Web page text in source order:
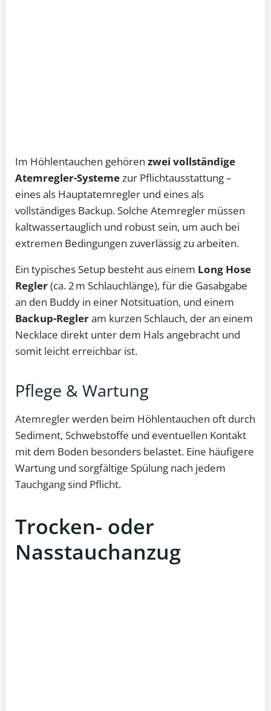
Im Höhlentauchen gehören zwei vollständige
Atemregler-Systemezur Pflichtausstattung –
eines als Hauptatemregler und eines als
vollständiges Backup. Solche Atemregler müssen
kaltwassertauglich und robust sein, um auch bei
extremen Bedingungen zuverlässig zu arbeiten.
Ein typisches Setup besteht aus einem Long Hose
Regler(ca. 2 m Schlauchlänge), für die Gasabgabe
an den Buddy in einer Notsituation, und einem
Backup-Regleram kurzen Schlauch, der an einem
Necklace direkt unter dem Hals angebracht und
somit leicht erreichbar ist.
Pflege & Wartung
Atemregler werden beim Höhlentauchen oft durch
Sediment, Schwebstoffe und eventuellen Kontakt
mit dem Boden besonders belastet. Eine häufigere
Wartung und sorgfältige Spülung nach jedem
Tauchgang sind Pflicht.
Trocken- oder
Nasstauchanzug